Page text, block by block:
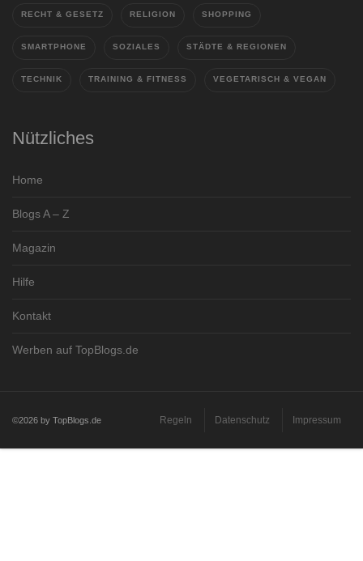
RECHT & GESETZ RELIGION SHOPPING
SMARTPHONE SOZIALES STÄDTE & REGIONEN
TECHNIK TRAINING & FITNESS VEGETARISCH & VEGAN
Nützliches
Home
Blogs A – Z
Magazin
Hilfe
Kontakt
Werben auf TopBlogs.de
©2026 by TopBlogs.de Regeln Datenschutz Impressum